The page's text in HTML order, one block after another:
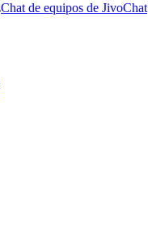
Chat de equipos de JivoChat